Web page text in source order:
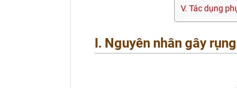
V. Tác dụng
I. Nguyên nhân gây